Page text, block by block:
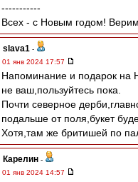
-----------
Всех - с Новым годом!
slava1 -
01 янв 2024 17:57
Напоминание и подарок на
не ваш,пользуйтесь пока.
Почти северное
подальше от поля,букет
Хотя,там же бритишей по
Карелин -
01 янв 2024 14:57